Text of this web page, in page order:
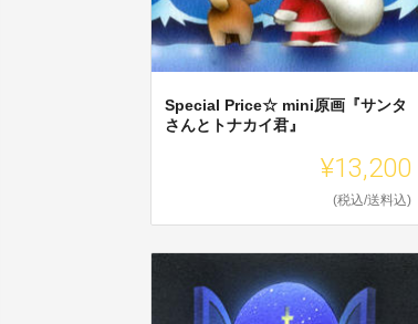
Special Price☆ mini原画『サンタ
さんとトナカイ君』
¥13,200
(税込/送料込)